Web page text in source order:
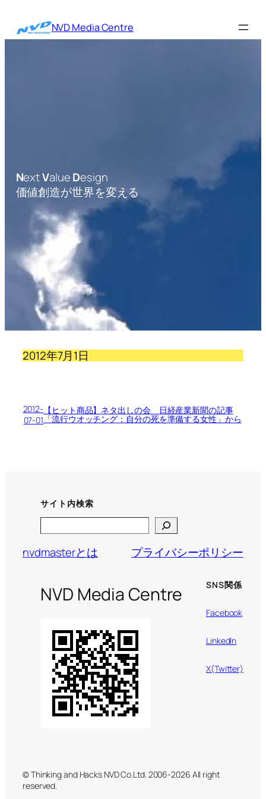
を
NVD Media Centre
NextValueDesign
価値創造が世界を変える
2012年7月1日
2012-
07-01
【ヒット商品】ネタ出しの会 日経産業新聞の記事
「流行ウオッチング：自分の死を準備する女性」から
サイト内検索
nvdmasterとは
プライバシーポリシー
NVD Media Centre SNS関係
Facebook
LinkedIn
X(Twitter)
© Thinking and Hacks NVD Co.Ltd. 2006-2026 All right
reserved.